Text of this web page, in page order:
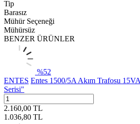
Tip
Barasız
Mühür Seçeneği
Mühürsüz
BENZER ÜRÜNLER
%52
ENTES Entes 1500/5A Akım Trafosu
Serisi"
2.160,00 TL
1.036,80 TL